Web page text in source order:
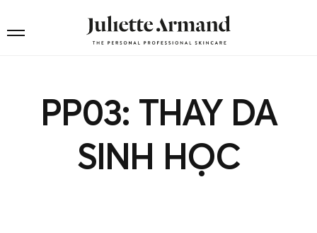
PP03: THAY DA
SINH HỌC